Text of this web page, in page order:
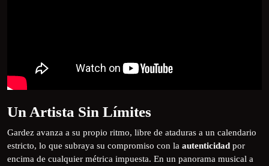
Un Artista Sin Límites
Gardez avanza a su propio ritmo, libre de ataduras a un calendario
estricto, lo que subraya su compromiso con la autenticidad por
encima de cualquier métrica impuesta. En un panorama musical a